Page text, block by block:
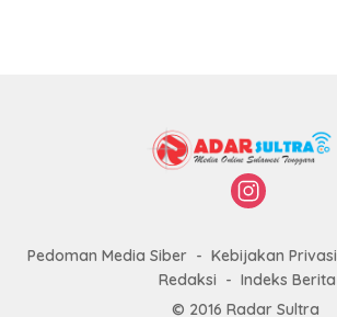
Pedoman Media Siber Kebijakan Privasi
Redaksi
Indeks Berita
© 2016 Radar Sultra